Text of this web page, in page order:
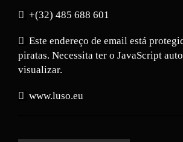
+(32) 485 688 601
Este endereço de email está
piratas. Necessita ter o JavaScript
visualizar.
www.luso.eu